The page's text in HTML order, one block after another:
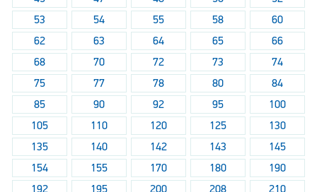
53
54 55 58
60
62
63 64 65
66
68
70 72 73
74
75
77 78 80
84
85
90 92 95
100
105
110 120 125
130
135
140 142 143
145
154
155 170 180
190